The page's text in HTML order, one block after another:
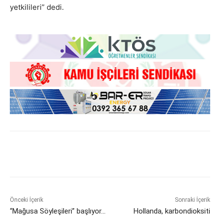
yetkilileri” dedi.
Önceki İçerik
“Mağusa Söyleşileri” başlıyor…
Sonraki İçerik
Hollanda, karbondioksiti